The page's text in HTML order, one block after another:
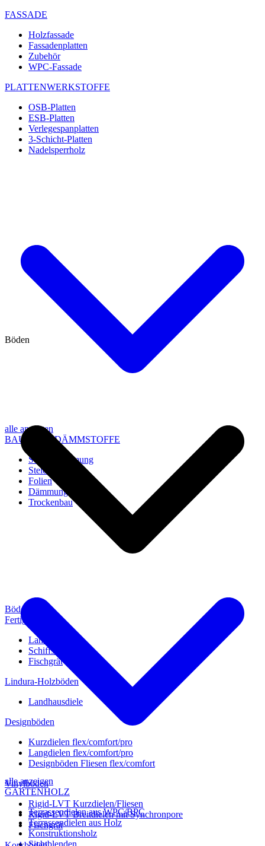
FASSADE
Holzfassade
Fassadenplatten
Zubehör
WPC-Fassade
PLATTENWERKSTOFFE
OSB-Platten
ESB-Platten
Verlegespanplatten
3-Schicht-Platten
Nadelsperrholz
alle anzeigen
BAU- UND DÄMMSTOFFE
Steico Dämmung
Steico Zubehör
Folien
Dämmung
Trockenbau
alle anzeigen
GARTENHOLZ
Terrassendielen aus WPC/BPC
Terrassendielen aus Holz
Konstruktionsholz
Sichtblenden
Böden
Böden
Fertigparkett
Landhausdiele
Schiffsboden
Fischgrät
Lindura-Holzböden
Landhausdiele
Designböden
Kurzdielen flex/comfort/pro
Langdielen flex/comfort/pro
Designböden Fliesen flex/comfort
Vinylböden
Rigid-LVT Kurzdielen/Fliesen
Rigid-LVT Breitdielen mit Synchronpore
Fischgrät